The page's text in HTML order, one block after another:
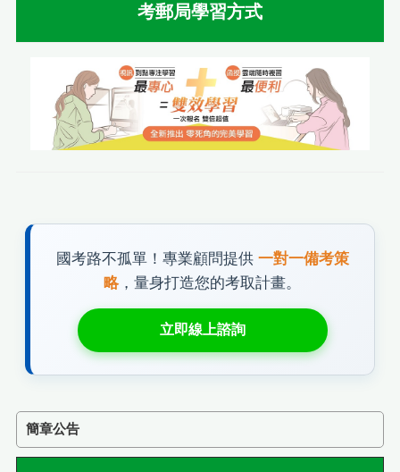
考郵局學習方式
國考路不孤單！專業顧問提供 一對一備考策
略，量身打造您的考取計畫。
立即線上諮詢
簡章公告